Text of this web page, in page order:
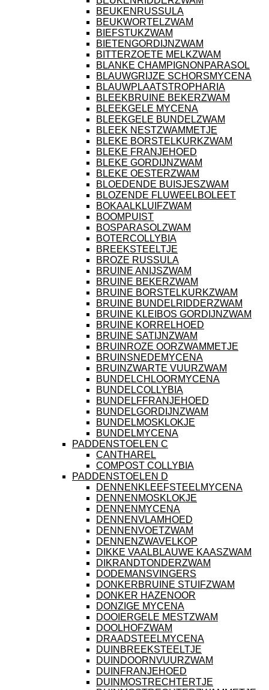
BEUKENRUSSULA
BEUKWORTELZWAM
BIEFSTUKZWAM
BIETENGORDIJNZWAM
BITTERZOETE MELKZWAM
BLANKE CHAMPIGNONPARASOL
BLAUWGRIJZE SCHORSMYCENA
BLAUWPLAATSTROPHARIA
BLEEKBRUINE BEKERZWAM
BLEEKGELE MYCENA
BLEEKGELE BUNDELZWAM
BLEEK NESTZWAMMETJE
BLEKE BORSTELKURKZWAM
BLEKE FRANJEHOED
BLEKE GORDIJNZWAM
BLEKE OESTERZWAM
BLOEDENDE BUISJESZWAM
BLOZENDE FLUWEELBOLEET
BOKAALKLUIFZWAM
BOOMPUIST
BOSPARASOLZWAM
BOTERCOLLYBIA
BREEKSTEELTJE
BROZE RUSSULA
BRUINE ANIJSZWAM
BRUINE BEKERZWAM
BRUINE BORSTELKURKZWAM
BRUINE BUNDELRIDDERZWAM
BRUINE KLEIBOS GORDIJNZWAM
BRUINE KORRELHOED
BRUINE SATIJNZWAM
BRUINROZE OORZWAMMETJE
BRUINSNEDEMYCENA
BRUINZWARTE VUURZWAM
BUNDELCHLOORMYCENA
BUNDELCOLLYBIA
BUNDELFFRANJEHOED
BUNDELGORDIJNZWAM
BUNDELMOSKLOKJE
BUNDELMYCENA
PADDENSTOELEN C
CANTHAREL
COMPOST COLLYBIA
PADDENSTOELEN D
DENNENKLEEFSTEELMYCENA
DENNENMOSKLOKJE
DENNENMYCENA
DENNENVLAMHOED
DENNENVOETZWAM
DENNENZWAVELKOP
DIKKE VAALBLAUWE KAASZWAM
DIKRANDTONDERZWAM
DODEMANSVINGERS
DONKERBRUINE STUIFZWAM
DONKER HAZENOOR
DONZIGE MYCENA
DOOIERGELE MESTZWAM
DOOLHOFZWAM
DRAADSTEELMYCENA
DUINBREEKSTEELTJE
DUINDOORNVUURZWAM
DUINFRANJEHOED
DUINMOSTRECHTERTJE